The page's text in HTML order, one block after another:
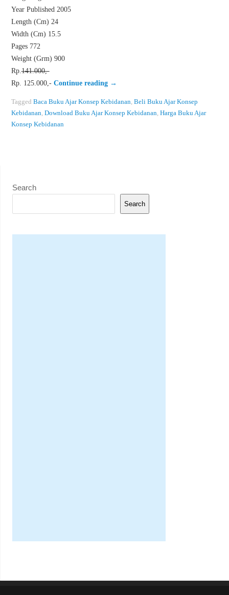
Year Published 2005
Length (Cm) 24
Width (Cm) 15.5
Pages 772
Weight (Grm) 900
Rp.141.000,-
Rp. 125.000,- Continue reading →
Tagged Baca Buku Ajar Konsep Kebidanan Beli Buku Ajar Konsep
Kebidanan Download Buku Ajar Konsep Kebidanan Harga Buku Ajar
Konsep Kebidanan
Search
Search